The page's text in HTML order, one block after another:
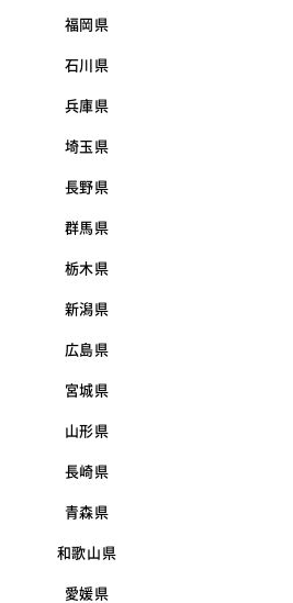
福岡県
石川県
兵庫県
埼玉県
長野県
群馬県
栃木県
新潟県
広島県
宮城県
山形県
長崎県
青森県
和歌山県
愛媛県